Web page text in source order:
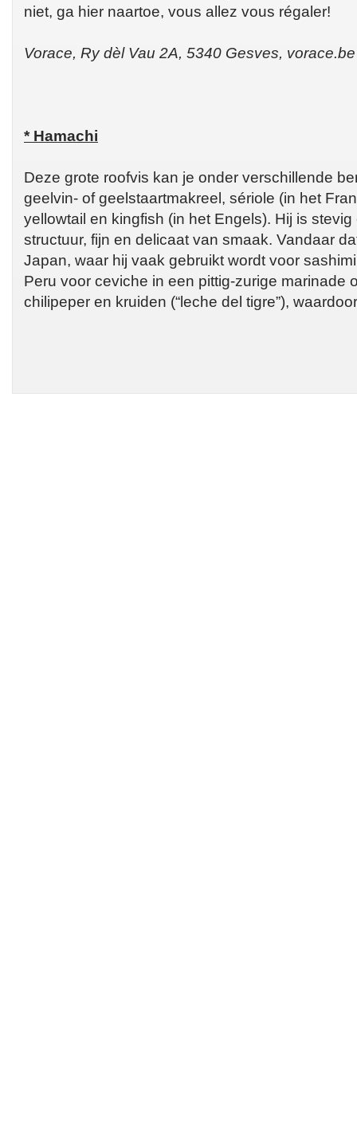
niet, ga hier naartoe, vous allez vous régaler!
Vorace, Ry dèl Vau 2A, 5340 Gesves,
* Hamachi
Deze grote roofvis kan je onder verschillende
geelvin- of geelstaartmakreel, sériole (in het
yellowtail en kingfish (in het Engels). Hij is
structuur, fijn en delicaat van smaak. Vandaar
Japan, waar hij vaak gebruikt wordt voor
Peru voor ceviche in een pittig-zurige marinade
chilipeper en kruiden (“leche del tigre”),